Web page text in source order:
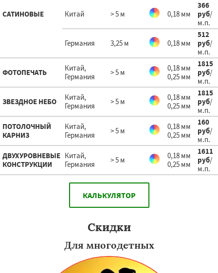
САТИНОВЫЕ Китай > 5 м 0,18 мм
366
руб/
м.п.
Германия 3,25 м 0,18 мм
512
руб/
м.п.
ФОТОПЕЧАТЬ
Китай,
Германия
> 5 м
0,18 мм
0,25 мм
1815
руб/
м.п.
ЗВЕЗДНОЕ НЕБО
Китай,
Германия
> 5 м
0,18 мм
0,25 мм
1815
руб/
м.п.
ПОТОЛОЧНЫЙ
КАРНИЗ
Китай,
Германия
> 5 м
0,18 мм
0,25 мм
160
руб/
м.п.
ДВУХУРОВНЕВЫЕ
КОНСТРУКЦИИ
Китай,
Германия
> 5 м
0,18 мм
0,25 мм
1611
руб/
м.п.
КАЛЬКУЛЯТОР
Скидки
Для многодетных